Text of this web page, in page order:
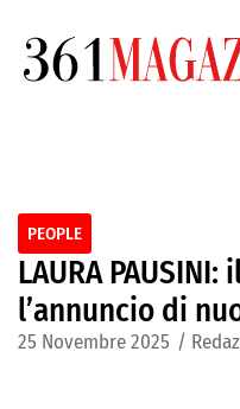
PEOPLE
LAURA
l’annuncio di
25 Novembre 2025 /